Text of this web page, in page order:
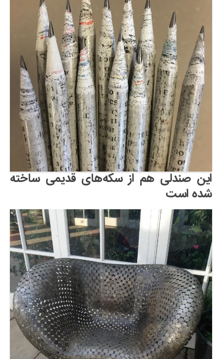
این صندلی هم از سکه‌های قدیمی ساخته
شده است